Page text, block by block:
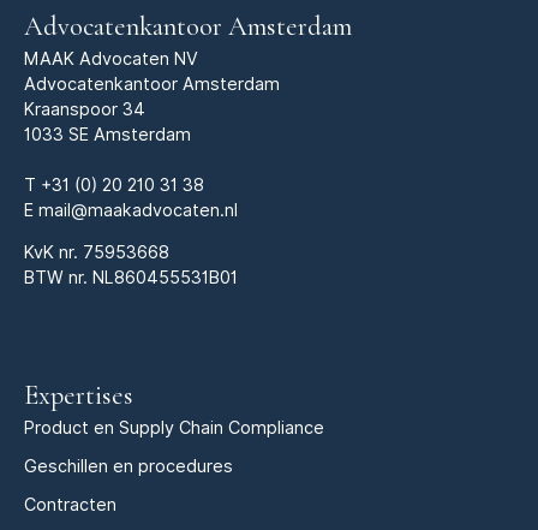
Advocatenkantoor Amsterdam
MAAK Advocaten NV
Advocatenkantoor Amsterdam
Kraanspoor 34
1033 SE Amsterdam
T +31 (0) 20 210 31 38
E mail@maakadvocaten.nl
KvK nr. 75953668
BTW nr. NL860455531B01
Expertises
Product en Supply Chain Compliance
Geschillen en procedures
Contracten